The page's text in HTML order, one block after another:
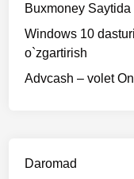
Buxmoney
Windows 10
o`zgartirish
Advcash – volet
Daromad